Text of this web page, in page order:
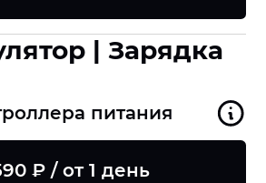
| Зарядка
питания
₽ / от 1 день